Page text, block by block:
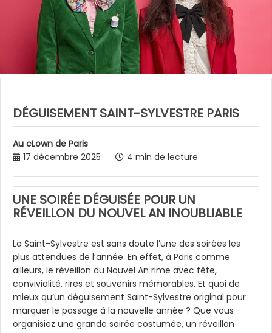
DÉGUISEMENT SAINT-SYLVESTRE PARIS
Au cLown de Paris
17 décembre 2025
4 min de lecture
UNE SOIRÉE DÉGUISÉE POUR UN
RÉVEILLON DU NOUVEL AN INOUBLIABLE
La Saint-Sylvestre est sans doute l’une des soirées les
plus attendues de l’année. En effet, à Paris comme
ailleurs, le réveillon du Nouvel An rime avec fête,
convivialité, rires et souvenirs mémorables. Et quoi de
mieux qu’un déguisement Saint-Sylvestre original pour
marquer le passage à la nouvelle année ? Que vous
organisiez une grande soirée costumée, un réveillon